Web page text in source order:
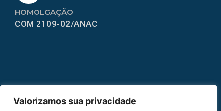
Valorizamos sua privacidade
HOMOLGAÇÃO
COM 2109-02/ANAC